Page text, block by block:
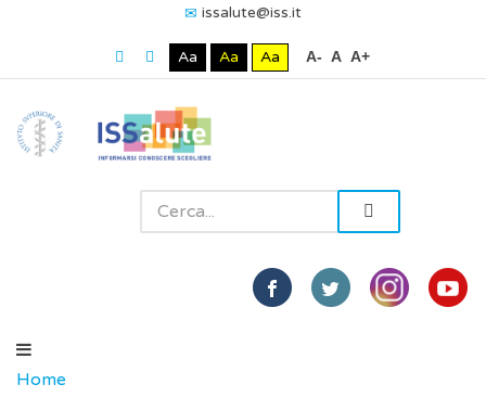
issalute@iss.it
Aa Aa Aa A- A A+
Home